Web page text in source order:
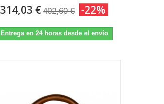
314,03 € 402,60 € -22%
Entrega en 24 horas desde el envío